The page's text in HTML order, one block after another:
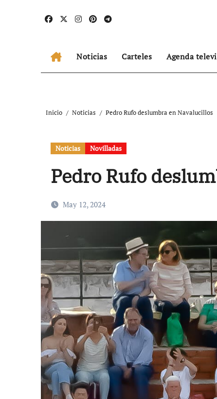
Noticias Carteles Agenda
Inicio Noticias Pedro Rufo deslumbra en Navalucillos
Noticias Novilladas
Pedro Rufo
May 12, 2024